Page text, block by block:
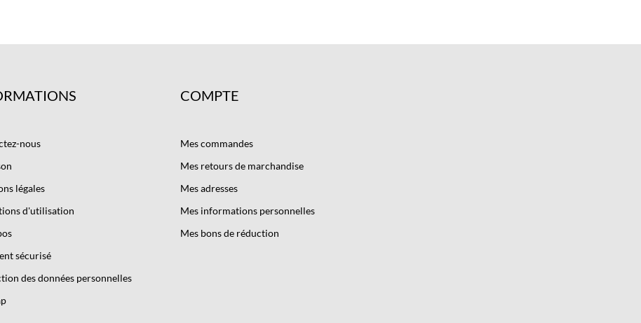
nous
légales
d'utilisation
sécurisé
des données personnelles
COMPTE
Mes commandes
Mes retours de marchandise
Mes adresses
Mes informations personnelles
Mes bons de réduction